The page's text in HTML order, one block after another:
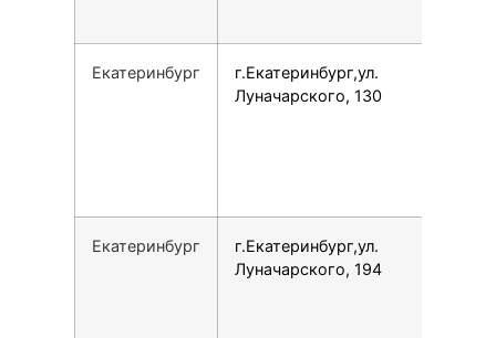
Екатеринбург
г.Екатеринбург,ул.
Луначарского, 130
Екатеринбург
г.Екатеринбург,ул.
Луначарского, 194